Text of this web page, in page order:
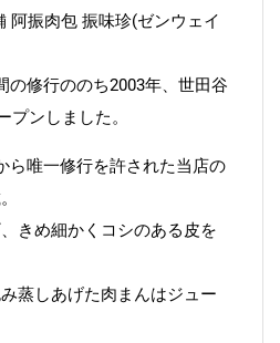
阿振肉包 振味珍(ゼンウェイ
の修行ののち2003年、世田谷
プンしました。
ら唯一修行を許された当店の
きめ細かくコシのある皮を
蒸しあげた肉まんはジュー